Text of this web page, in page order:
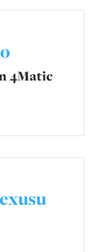
4Matic